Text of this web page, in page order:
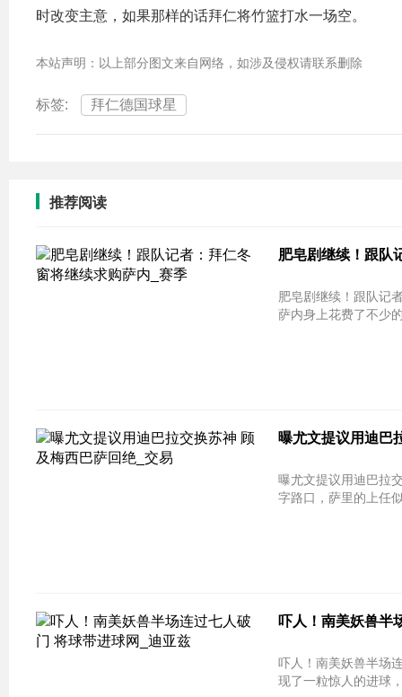
时改变主意，如果那样的话拜仁将竹篮打水一场空。
本站声明：以上部分图文来自网络，如涉及侵权请联系删除
标签: 拜仁德国球星
推荐阅读
肥皂剧继续！跟队
肥皂剧继续！跟队记者：拜仁冬窗将
萨内身上花费了不少
曝尤文提议用迪巴
曝尤文提议用迪巴拉交换苏神 顾及梅
字路口，萨里的上任
吓人！南美妖兽半
吓人！南美妖兽半场连过七人破门
现了一粒惊人的进球